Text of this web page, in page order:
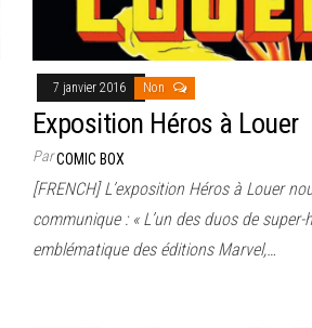
7 janvier 2016 Non
Exposition Héros à Louer
ParCOMIC BOX
[FRENCH] L’exposition Héros à Louer
communique : « L’un des duos de super-
emblématique des éditions Marvel,…